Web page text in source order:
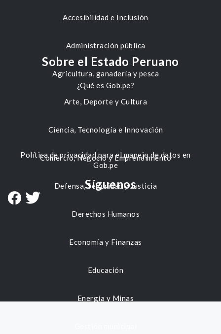
Accesibilidad e Inclusión
Administración pública
Agricultura, ganadería y pesca
Arte, Deporte y Cultura
Ciencia, Tecnología e Innovación
Comercio, Negocio y Emprendimiento
Defensa, Seguridad y Justicia
Derechos Humanos
Economía y Finanzas
Educación
Energía y Minas
Sobre el Estado Peruano
¿Qué es Gob.pe?
Política de privacidad para el manejo de datos en
Gob.pe
Síguenos